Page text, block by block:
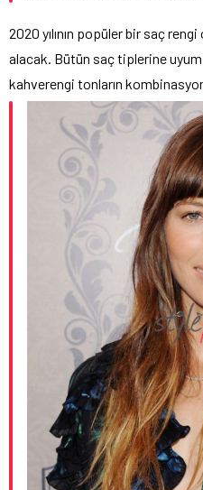
2020 yılının popüler bir saç
alacak. Bütün saç tiplerine
kahverengi tonların